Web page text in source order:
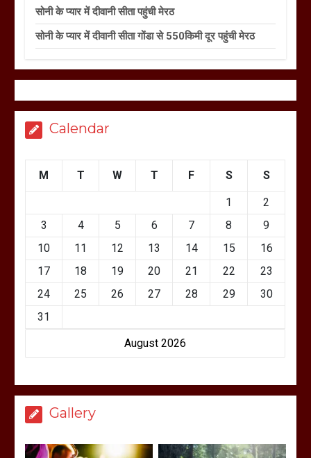
सोनी के प्यार में दीवानी सीता पहुंची मेरठ
सोनी के प्यार में दीवानी सीता गोंडा से 550किमी दूर पहुंची मेरठ
Calendar
August 2026
M T W T F S S
1
2
3
4 5 6 7 8
9
10
11 12 13 14 15
16
17
18 19 20 21 22
23
24
25 26 27 28 29
30
31
Gallery